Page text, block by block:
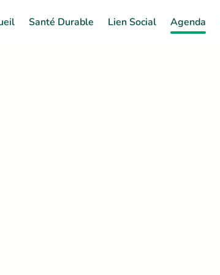
Santé Durable Lien Social Agenda